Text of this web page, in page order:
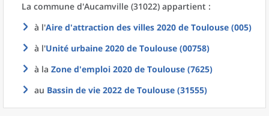
La commune d'Aucamville (31022) appartient :
à l'Aire d'attraction des villes 2020 de Toulouse (005)
à l'Unité urbaine 2020 de Toulouse (00758)
à la Zone d'emploi 2020 de Toulouse (7625)
au Bassin de vie 2022 de Toulouse (31555)